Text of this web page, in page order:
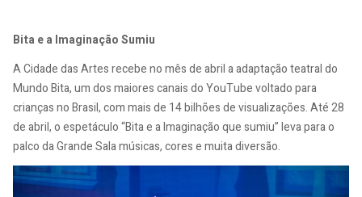
Bita e a Imaginação Sumiu
A Cidade das Artes recebe no mês de abril a adaptação teatral do
Mundo Bita, um dos maiores canais do YouTube voltado para
crianças no Brasil, com mais de 14 bilhões de visualizações. Até 28
de abril, o espetáculo “Bita e a Imaginação que sumiu” leva para o
palco da Grande Sala músicas, cores e muita diversão.